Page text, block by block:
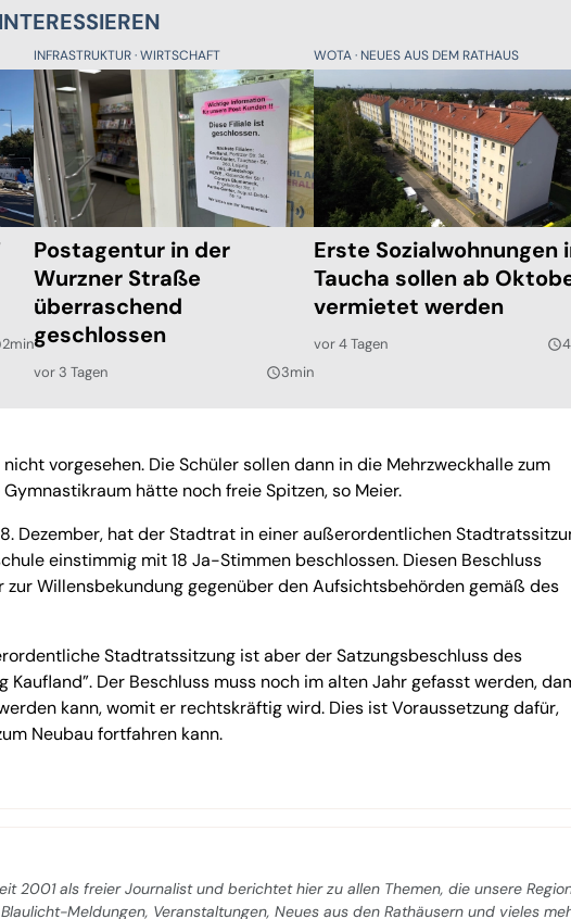
2min
INFRASTRUKTUR WIRTSCHAFT
Postagentur in der
Wurzner Straße
überraschend
geschlossen
vor 3 Tagen query_builder3min
WOTA NEUES AUS DEM RATHAUS
Erste Sozialwohnungen
Taucha sollen ab
vermietet werden
vor 4 Tagen query_builder
vorgesehen. Die Schüler sollen dann in die Mehrzweckhalle zum
hätte noch freie Spitzen, so Meier.
Dezember, hat der Stadtrat in einer außerordentlichen
einstimmig mit 18 Ja-Stimmen beschlossen. Diesen Beschluss
Willensbekundung gegenüber den Aufsichtsbehörden gemäß des
Stadtratssitzung ist aber der Satzungsbeschluss des
Kaufland”. Der Beschluss muss noch im alten Jahr gefasst werden,
kann, womit er rechtskräftig wird. Dies ist Voraussetzung dafür,
Neubau fortfahren kann.
2001 als freier Journalist und berichtet hier zu allen Themen, die unsere
Meldungen, Veranstaltungen, Neues aus den Rathäusern und vieles